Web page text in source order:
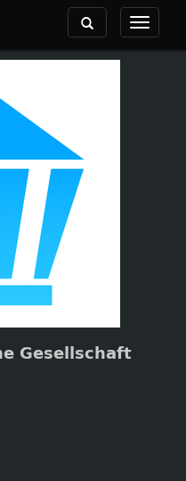
Toggle
Toggle
navigation
Gesellschaft